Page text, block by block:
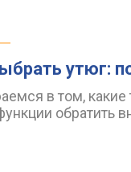
утюг:
в том,
обратить